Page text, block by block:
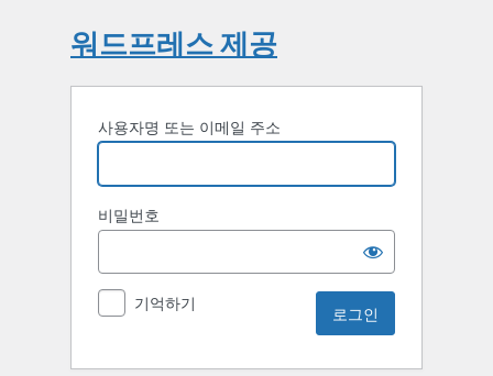
워드프레스 제공
사용자명 또는 이메일 주소
비밀번호
기억하기